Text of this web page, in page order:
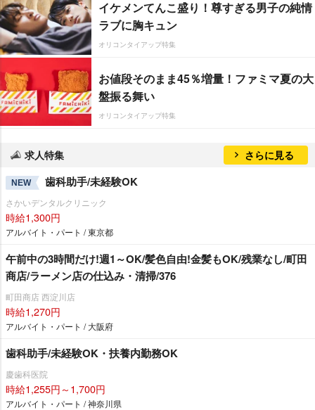
イケメンてんこ盛り！尊すぎる男子の純情
ラブに胸キュン
オリコンタイアップ特集
お値段そのまま45％増量！ファミマ夏の大
盤振る舞い
オリコンタイアップ特集
求人特集 さらに見る
NEW 歯科助手/未経験OK
さかいデンタルクリニック
時給1,300円
アルバイト・パート / 東京都
午前中の3時間だけ!週1～OK/髪色自由!金髪もOK/残業なし/町田
商店/ラーメン店の仕込み・清掃/376
町田商店 西淀川店
時給1,270円
アルバイト・パート / 大阪府
歯科助手/未経験OK・扶養内勤務OK
慶歯科医院
時給1,255円～1,700円
アルバイト・パート / 神奈川県